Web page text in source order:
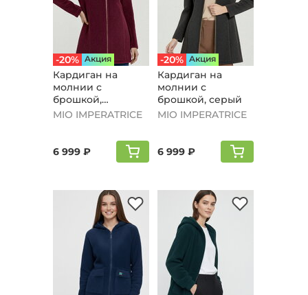
-20% Aкция
Кардиган на
молнии с
брошкой,
бордовый
MIO IMPERATRICE
6 999 ₽
-20% Aкция
Кардиган на
молнии с
брошкой, серый
MIO IMPERATRICE
6 999 ₽